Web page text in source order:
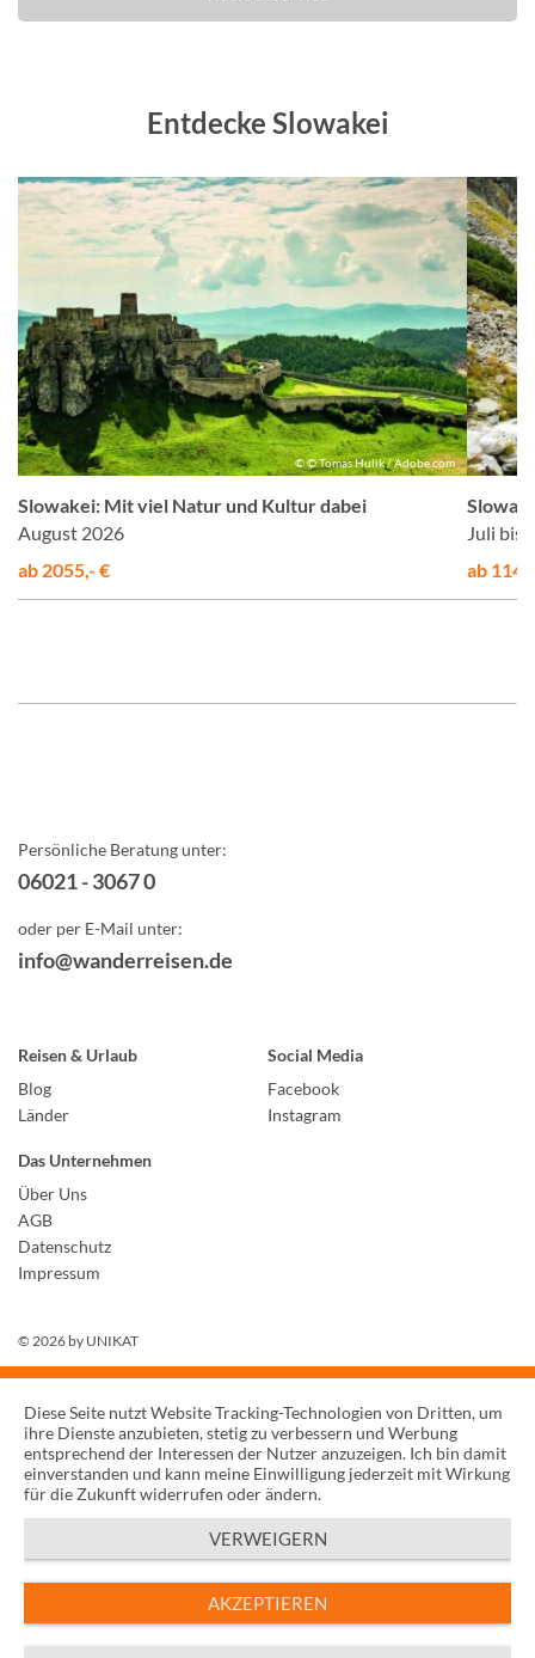
Entdecke Slowakei
© © Tomas Hulik / Adobe.com
Slowakei: Mit viel Natur und Kultur dabei
August 2026
ab 2055,- €
Juli bis
ab
Persönliche Beratung unter:
06021 - 3067 0
oder per E-Mail unter:
info@wanderreisen.de
Reisen & Urlaub
Blog
Länder
Social Media
Facebook
Instagram
Das Unternehmen
Über Uns
AGB
Datenschutz
Impressum
© 2026 by UNIKAT
Diese Seite nutzt Website Tracking-Technologien von Dritten, um
ihre Dienste anzubieten, stetig zu verbessern und Werbung
entsprechend der Interessen der Nutzer anzuzeigen. Ich bin damit
einverstanden und kann meine Einwilligung jederzeit mit Wirkung
für die Zukunft widerrufen oder ändern.
VERWEIGERN
AKZEPTIEREN